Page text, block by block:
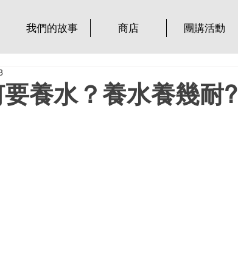
我們的故事 商店 團購活動
養水？養水養幾耐?